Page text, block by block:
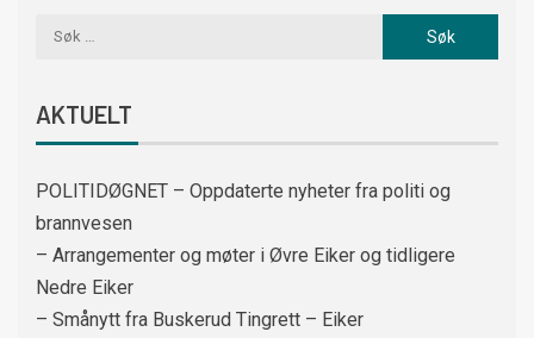
AKTUELT
POLITIDØGNET – Oppdaterte nyheter fra politi og
brannvesen
– Arrangementer og møter i Øvre Eiker og tidligere
Nedre Eiker
– Smånytt fra Buskerud Tingrett – Eiker